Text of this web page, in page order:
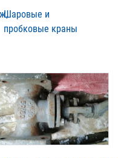
Шаровые и
пробковые краны